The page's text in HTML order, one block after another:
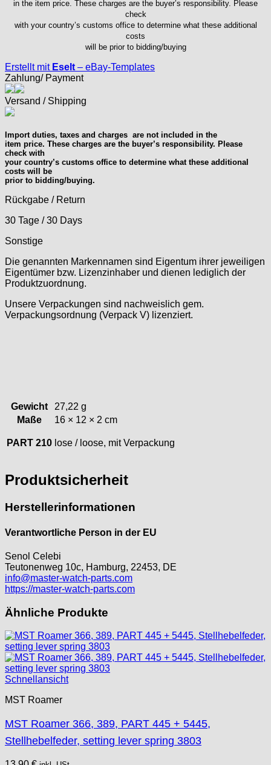
Index
Intese
Junghans
Kasper
KF Grana
Lanco
Lorsa
MSR
MST Roamer
ORC
Otero
Peseux
RL „Ronda"
ST "Standard "
Tissot
Unitas
in the item price. These charges are the buyer’s responsibility. Please
check
with your country’s customs office to determine what these additional
costs
will be prior to bidding/buying
Erstellt mit Eselt – eBay-Templates
Zahlung/ Payment
Versand / Shipping
Import duties, taxes and charges are not included in the
item price. These charges are the buyer’s responsibility. Please
check with
your country’s customs office to determine what these additional
costs will be
prior to bidding/buying.
Rückgabe / Return
30 Tage / 30 Days
Sonstige
genannten Markennamen sind Eigentum ihrer jeweiligen
Eigentümer bzw. Lizenzinhaber und dienen lediglich der
Produktzuordnung.
Verpackungen sind nachweislich gem.
Verpackungsordnung (Verpack V) lizenziert.
Gewicht
27,22 g
Maße
16 × 12 × 2 cm
PART 210 lose / loose, mit Verpackung
Produktsicherheit
Herstellerinformationen
Verantwortliche Person in der EU
Senol Celebi
Teutonenweg 10c, Hamburg, 22453, DE
info@master-watch-parts.com
https://master-watch-parts.com
Ähnliche Produkte
Schnellansicht
MST Roamer
MST Roamer 366, 389, PART 445 + 5445,
Stellhebelfeder, setting lever spring 3803